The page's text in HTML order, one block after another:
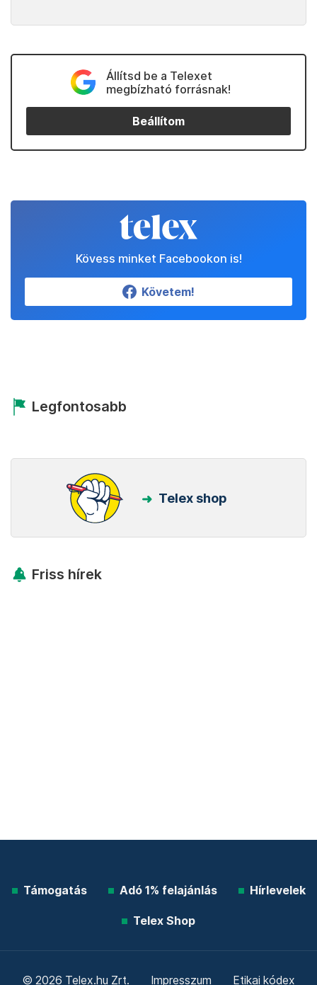
Állítsd be a Telexet
megbízható forrásnak!
Beállítom
Kövess minket Facebookon is!
Követem!
Legfontosabb
Telex shop
Friss hírek
Támogatás Adó 1% felajánlás Hírlevelek
Telex Shop
© 2026 Telex.hu Zrt. Impresszum Etikai kódex